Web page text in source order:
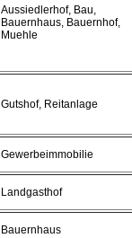
Aussiedlerhof, Bau,
Bauernhaus, Bauernhof,
Muehle
Gutshof, Reitanlage
Gewerbeimmobilie
Landgasthof
Bauernhaus